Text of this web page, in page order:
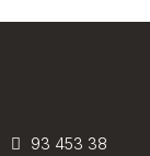
93 453 38